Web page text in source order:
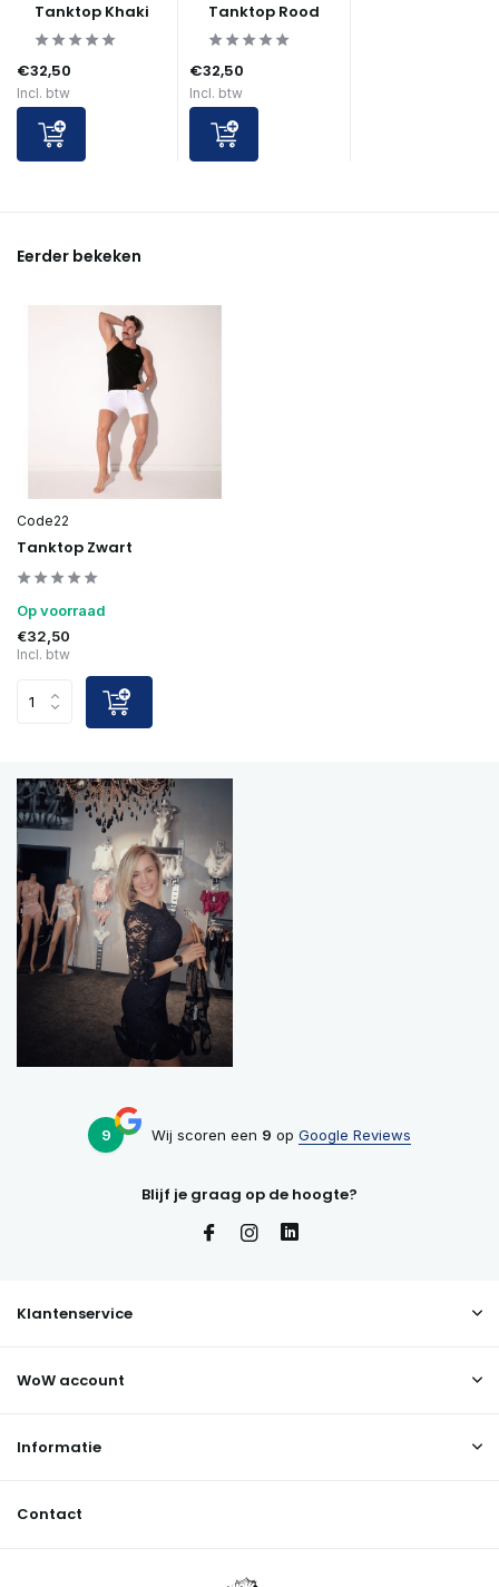
Tanktop Khaki
€32,50
Incl. btw
Tanktop Rood
€32,50
Incl. btw
Eerder bekeken
Code22
Tanktop Zwart
Op voorraad
€32,50
Incl. btw
9 Wij scoren een 9 op Google Reviews
Blijf je graag op de hoogte?
Klantenservice
WoW account
Informatie
Contact